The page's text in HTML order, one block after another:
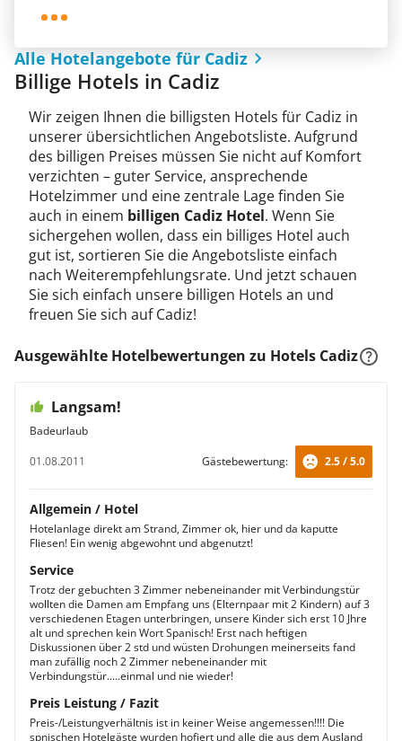
Alle Hotelangebote für Cadiz
Billige Hotels in Cadiz
Wir zeigen Ihnen die billigsten Hotels für Cadiz in
unserer übersichtlichen Angebotsliste. Aufgrund
des billigen Preises müssen Sie nicht auf Komfort
verzichten – guter Service, ansprechende
Hotelzimmer und eine zentrale Lage finden Sie
auch in einem billigen Cadiz Hotel. Wenn Sie
sichergehen wollen, dass ein billiges Hotel auch
gut ist, sortieren Sie die Angebotsliste einfach
nach Weiterempfehlungsrate. Und jetzt schauen
Sie sich einfach unsere billigen Hotels an und
freuen Sie sich auf Cadiz!
Ausgewählte Hotelbewertungen zu Hotels Cadiz
Langsam!
Badeurlaub
01.08.2011
Gästebewertung: 2.5 / 5.0
Allgemein / Hotel
Hotelanlage direkt am Strand, Zimmer ok, hier und da kaputte
Fliesen! Ein wenig abgewohnt und abgenutzt!
Service
Trotz der gebuchten 3 Zimmer nebeneinander mit Verbindungstür
wollten die Damen am Empfang uns (Elternpaar mit 2 Kindern) auf 3
verschiedenen Etagen unterbringen, unsere Kinder sich erst 10 Jhre
alt und sprechen kein Wort Spanisch! Erst nach heftigen
Diskussionen über 2 std und wüsten Drohungen meinerseits fand
man zufällig noch 2 Zimmer nebeneinander mit
Verbindungstür.....einmal und nie wieder!
Preis Leistung / Fazit
Preis-/Leistungverhältnis ist in keiner Weise angemessen!!!! Die
spnischen Hotelgäste wurden hofiert und alle die aus dem Ausland